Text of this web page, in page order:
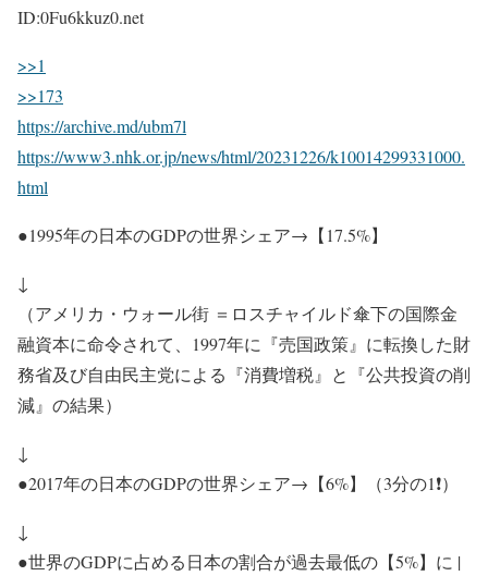
ID:0Fu6kkuz0.net
>>1
>>173
https://archive.md/ubm7l
https://www3.nhk.or.jp/news/html/20231226/k10014299331000.
html
●1995年の日本のGDPの世界シェア→【17.5%】
↓
（アメリカ・ウォール街 ＝ロスチャイルド傘下の国際金
融資本に命令されて、1997年に『売国政策』に転換した財
務省及び自由民主党による『消費増税』と『公共投資の削
減』の結果）
↓
●2017年の日本のGDPの世界シェア→【6%】（3分の1❗）
↓
●世界のGDPに占める日本の割合が過去最低の【5%】に |